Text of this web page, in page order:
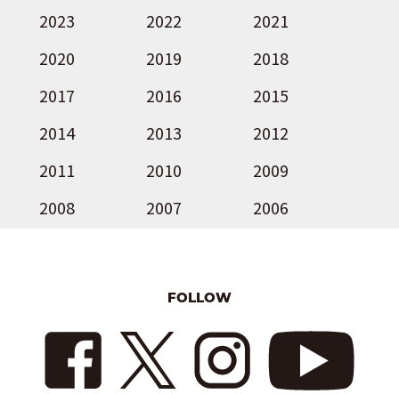
2023
2022
2021
2020
2019
2018
2017
2016
2015
2014
2013
2012
2011
2010
2009
2008
2007 2006
FOLLOW